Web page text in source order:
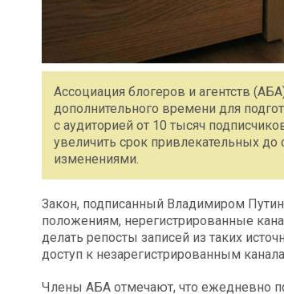
Ассоциация блогеров и агентств
дополнительного времени для
с аудиторией от 10 тысяч
увеличить срок привлекательных до
изменениями.
Закон, подписанный Владимиром
положениям, нерегистрированные
делать репосты записей из таких
доступ к незарегистрированным
Члены АБА отмечают, что ежедневно